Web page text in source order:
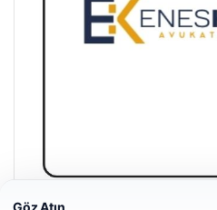
Göz Atın